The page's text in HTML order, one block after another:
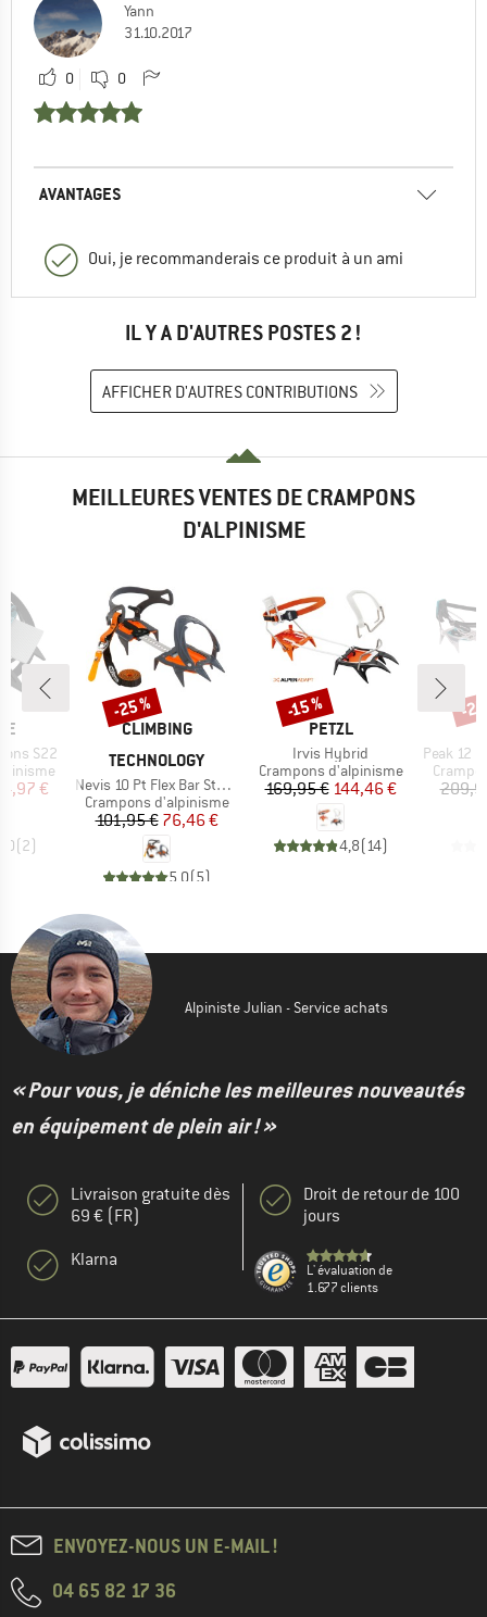
Yann
31.10.2017
0 0
AVANTAGES
Oui, je recommanderais ce produit à un ami
IL Y A D'AUTRES POSTES 2 !
AFFICHER D'AUTRES CONTRIBUTIONS
MEILLEURES VENTES DE CRAMPONS
D'ALPINISME
S22
réduit
€
(2)
MARQUE
CLIMBING
TECHNOLOGY
Article
Nevis 10 Pt Flex Bar Stainless Steel
Product group
Crampons d'alpinisme
Prix
101,95 €Prix réduit
76,46 €
5,0(5)
Remise
-25 %
MARQUE
PETZL
Article
Irvis Hybrid
Product group
Crampons d'alpinisme
Prix
169,95 €Prix réduit
144,46 €
4,8( 14)
Remise
-15 %
Article
Peak 12
-
Alpiniste Julian - Service achats
« Pour vous, je déniche les meilleures nouveautés
en équipement de plein air ! »
Livraison gratuite dès
69 € (FR)
Klarna
Droit de retour de 100
jours
L' évaluation de
1.677 clients
ENVOYEZ-NOUS UN E-MAIL !
04 65 82 17 36